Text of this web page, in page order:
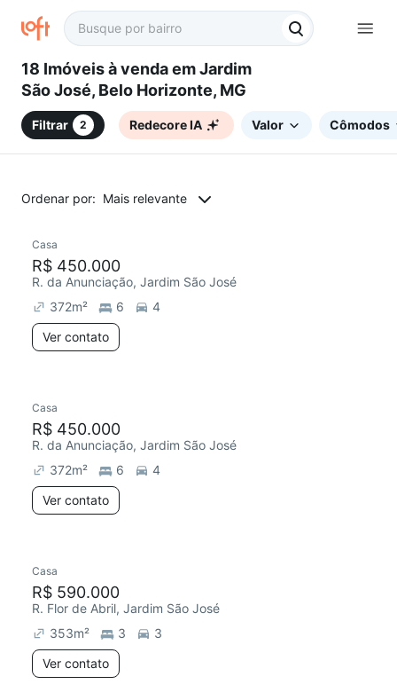
18 Imóveis à venda em Jardim
São José, Belo Horizonte, MG
Filtrar 2 Redecore IA Valor Cômodos
Ordenar por: Mais relevante
Casa
R$ 450.000
R. da Anunciação, Jardim São José
372m² 6
4
Ver contato
Casa
R$ 450.000
R. da Anunciação, Jardim São José
372m² 6
4
Ver contato
Chegou este mês
Casa
R$ 590.000
R. Flor de Abril, Jardim São José
353m² 3
3
Ver contato